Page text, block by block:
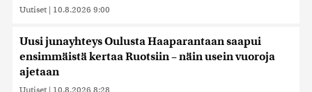
Uutiset | 10.8.2026 9:00
Uusi junayhteys Oulusta Haaparantaan saapui
ensimmäistä kertaa Ruotsiin – näin usein vuoroja
ajetaan
Uutiset | 10.8.2026 8:28